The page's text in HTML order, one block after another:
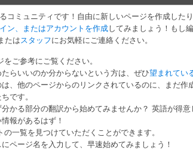
ミュニティです！自由に新しいページを作成したり
ン、またはアカウントを作成してみましょう！もし
たはスタッフにお気軽にご連絡ください。
ご参考にご覧ください。
らいいのか分からないという方は、ぜひ望まれてい
、他のページからのリンクされているのに、まだ作
です。
かる部分の翻訳から始めてみませんか？ 英語が得意
報があるはず！
一覧を見つけていただくことができます。
ページ名を入力して、早速始めてみましょう！